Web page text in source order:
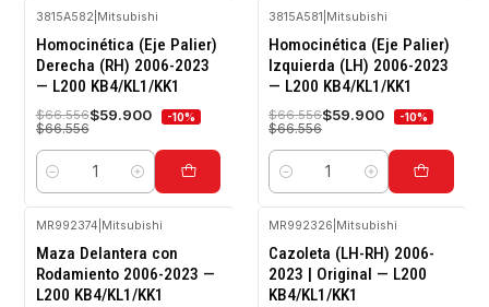
-10%
OFF
3815A582 Mitsubishi
Homocinética (Eje Palier)
Derecha (RH) 2006-2023
— L200 KB4/KL1/KK1
$66.556$59.900 -10%
$66.556
Cantidad
-10%
OFF
3815A581 Mitsubishi
Homocinética (Eje Palier)
Izquierda (LH) 2006-2023
— L200 KB4/KL1/KK1
$66.556$59.900 -10%
$66.556
Cantidad
-10%
OFF
MR992374 Mitsubishi
Maza Delantera con
Rodamiento 2006-2023 —
L200 KB4/KL1/KK1
-10%
OFF
MR992326 Mitsubishi
Cazoleta (LH-RH) 2006-
2023 | Original — L200
KB4/KL1/KK1